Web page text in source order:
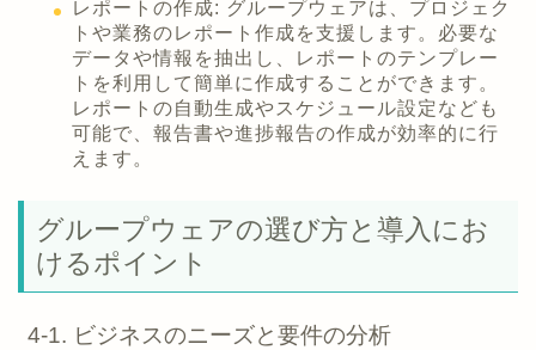
レポートの作成: グループウェアは、プロジェク
トや業務のレポート作成を支援します。必要な
データや情報を抽出し、レポートのテンプレー
トを利用して簡単に作成することができます。
レポートの自動生成やスケジュール設定なども
可能で、報告書や進捗報告の作成が効率的に行
えます。
グループウェアの選び方と導入にお
けるポイント
4-1. ビジネスのニーズと要件の分析